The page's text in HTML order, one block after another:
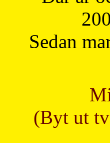
Sedan
(Byt ut